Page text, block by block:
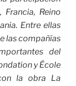
Reino
Entre ellas
las compañías
del
y École
la obra La